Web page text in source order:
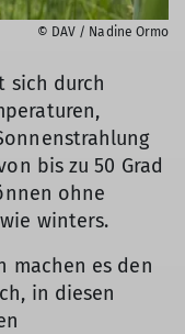
© DAV / Nadine Ormo
sich durch
bis zu 50 Grad
ohne
winters.
machen es den
in diesen